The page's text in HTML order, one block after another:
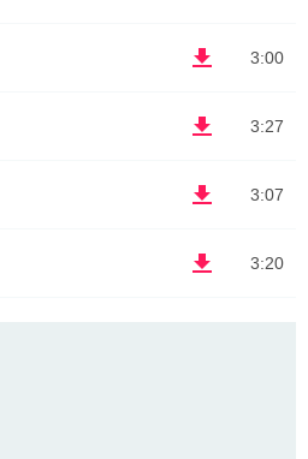
3:00
3:27
3:07
3:20